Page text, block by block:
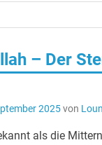
– Der
2025von
als die